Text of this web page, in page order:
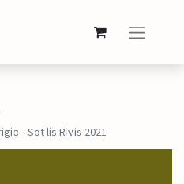
- Sot lis Rivis 2021